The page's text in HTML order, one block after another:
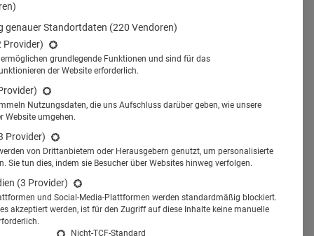
genauer Standortdaten (220 Vendoren)
Provider)
ermöglichen grundlegende Funktionen und sind für das
der Website erforderlich.
Nutzungsdaten, die uns Aufschluss darüber geben, wie unsere
Website umgehen.
Provider)
von Drittanbietern oder Herausgebern genutzt, um personalisierte
Sie tun dies, indem sie Besucher über Websites hinweg verfolgen.
(3 Provider)
und Social-Media-Plattformen werden standardmäßig blockiert.
akzeptiert werden, ist für den Zugriff auf diese Inhalte keine manuelle
Nicht-TCF-Standard